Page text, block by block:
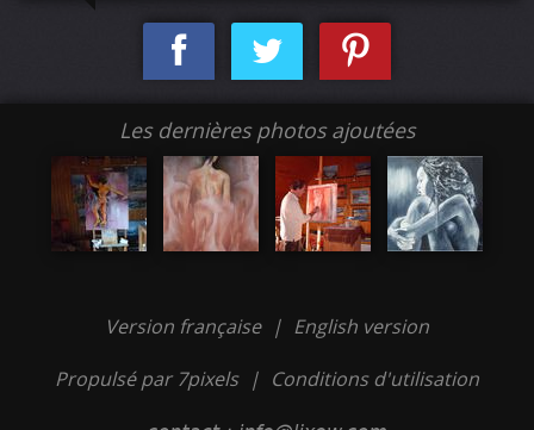
Les dernières photos ajoutées
Version française | English version
Propulsé par 7pixels | Conditions d'utilisation